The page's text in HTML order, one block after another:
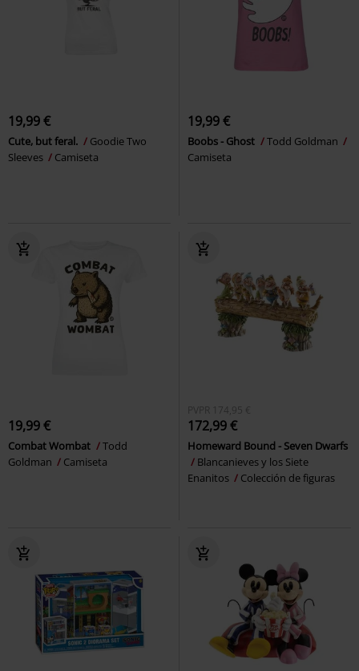
19,99 €
Cute, but feral.
Goodie Two
Sleeves
Camiseta
19,99 €
Boobs - Ghost
Todd Goldman
Camiseta
19,99 €
Combat Wombat
Todd
Goldman
Camiseta
PVPR 174,95 €
172,99 €
Homeward Bound - Seven Dwarfs
Blancanieves y los Siete
Enanitos
Colección de figuras